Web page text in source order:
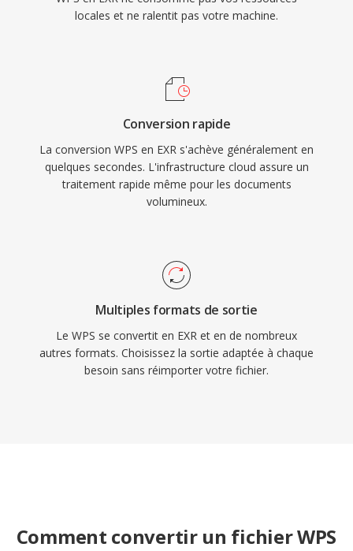
locales et ne ralentit pas votre machine.
Conversion rapide
La conversion WPS en EXR s'achève généralement en
quelques secondes. L'infrastructure cloud assure un
traitement rapide même pour les documents
volumineux.
Multiples formats de sortie
Le WPS se convertit en EXR et en de nombreux
autres formats. Choisissez la sortie adaptée à chaque
besoin sans réimporter votre fichier.
Comment convertir un fichier WPS